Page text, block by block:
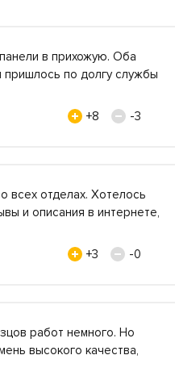
в прихожую. Оба
пришлось по долгу службы
+8
-3
всех отделах. Хотелось
и описания в интернете,
+3
-0
работ немного. Но
высокого качества,